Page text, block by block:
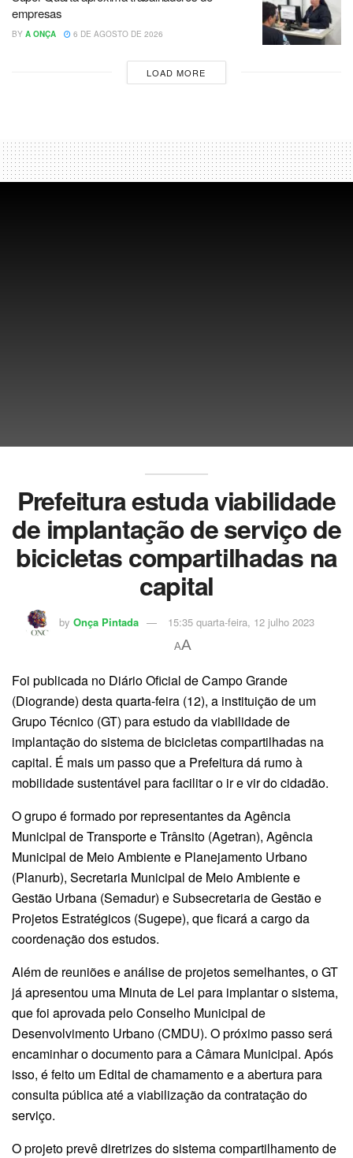
empresas
BY A ONÇA 6 DE AGOSTO DE 2026
LOAD MORE
Prefeitura estuda viabilidade
de implantação de serviço de
bicicletas compartilhadas na
capital
by Onça Pintada 15:35 quarta-feira, 12 julho 2023
AA
Foi publicada no Diário Oficial de Campo Grande
(Diogrande) desta quarta-feira (12), a instituição de um
Grupo Técnico (GT) para estudo da viabilidade de
implantação do sistema de bicicletas compartilhadas na
capital. É mais um passo que a Prefeitura dá rumo à
mobilidade sustentável para facilitar o ir e vir do cidadão.
O grupo é formado por representantes da Agência
Municipal de Transporte e Trânsito (Agetran), Agência
Municipal de Meio Ambiente e Planejamento Urbano
(Planurb), Secretaria Municipal de Meio Ambiente e
Gestão Urbana (Semadur) e Subsecretaria de Gestão e
Projetos Estratégicos (Sugepe), que ficará a cargo da
coordenação dos estudos.
Além de reuniões e análise de projetos semelhantes, o GT
já apresentou uma Minuta de Lei para implantar o sistema,
que foi aprovada pelo Conselho Municipal de
Desenvolvimento Urbano (CMDU). O próximo passo será
encaminhar o documento para a Câmara Municipal. Após
isso, é feito um Edital de chamamento e a abertura para
consulta pública até a viabilização da contratação do
serviço.
O projeto prevê diretrizes do sistema compartilhamento de